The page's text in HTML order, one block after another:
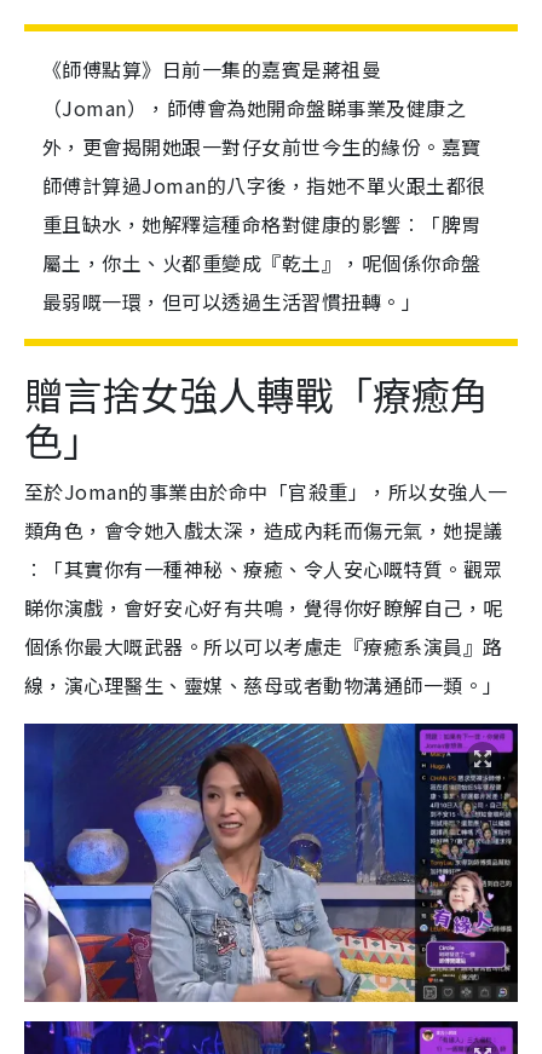
《師傅點算》日前一集的嘉賓是蔣祖曼
（Joman），師傅會為她開命盤睇事業及健康之
外，更會揭開她跟一對仔女前世今生的緣份。嘉寶
師傅計算過Joman的八字後，指她不單火跟土都很
重且缺水，她解釋這種命格對健康的影響︰「脾胃
屬土，你土、火都重變成『乾土』，呢個係你命盤
最弱嘅一環，但可以透過生活習慣扭轉。」
贈言捨女強人轉戰「療癒角
色」
至於Joman的事業由於命中「官殺重」，所以女強人一
類角色，會令她入戲太深，造成內耗而傷元氣，她提議
︰「其實你有一種神秘、療癒、令人安心嘅特質。觀眾
睇你演戲，會好安心好有共鳴，覺得你好瞭解自己，呢
個係你最大嘅武器。所以可以考慮走『療癒系演員』路
線，演心理醫生、靈媒、慈母或者動物溝通師一類。」